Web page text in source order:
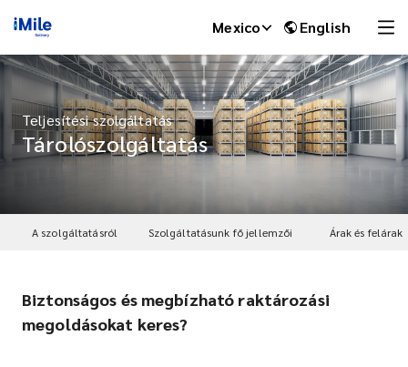
Mexico English
Teljesítési szolgáltatás
Tárolószolgáltatás
A szolgáltatásról Szolgáltatásunk fő jellemzői Árak és felárak
Biztonságos és megbízható raktározási
megoldásokat keres?
iMile Chat